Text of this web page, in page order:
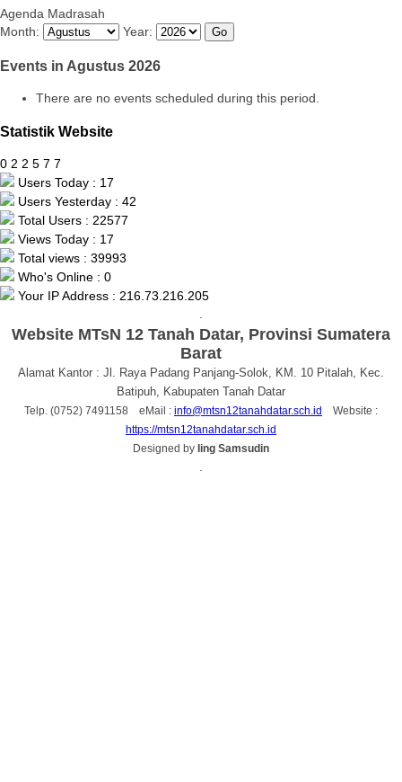
Agenda Madrasah
Month:
Year:
Events in Agustus 2026
There are no events scheduled during this period.
Statistik Website
0 2 2 5 7 7
Users Today : 17
Users Yesterday : 42
Total Users : 22577
Views Today : 17
Total views : 39993
Who's Online : 0
Your IP Address : 216.73.216.205
Website MTsN 12 Tanah Datar, Provinsi Sumatera
Barat
Alamat Kantor : Jl. Raya Padang Panjang-Solok, KM. 10 Pitalah, Kec.
Batipuh, Kabupaten Tanah Datar
Telp. (0752) 7491158 eMail : info@mtsn12tanahdatar.sch.id
Website :
https://mtsn12tanahdatar.sch.id
Designed by Iing Samsudin